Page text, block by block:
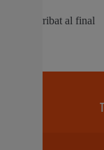
a partir de las
Montalvo y